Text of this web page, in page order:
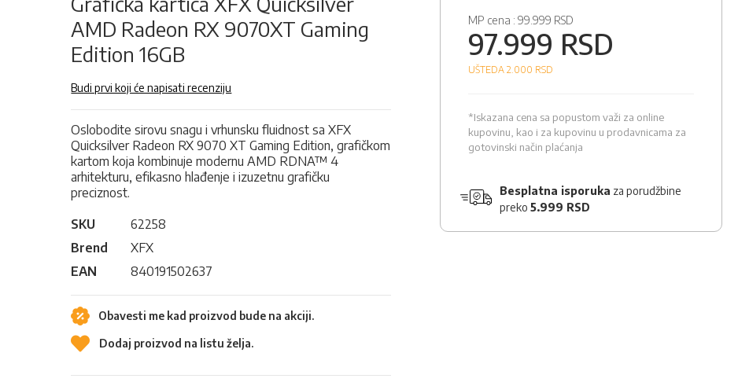
AMD Radeon RX 9070XT Gaming
Edition 16GB
Budi prvi koji će napisati recenziju
Oslobodite sirovu snagu i vrhunsku fluidnost sa XFX
Quicksilver Radeon RX 9070 XT Gaming Edition, grafičkom
kartom koja kombinuje modernu AMD RDNA™ 4
arhitekturu, efikasno hlađenje i izuzetnu grafičku
preciznost.
SKU
62258
Brend
XFX
EAN
840191502637
Obavesti me kad proizvod bude na akciji.
Dodaj proizvod na listu želja.
MP cena : 99.999 RSD
97.999 RSD
UŠTEDA 2.000 RSD
*Iskazana cena sa popustom važi za online
kupovinu, kao i za kupovinu u prodavnicama za
gotovinski način plaćanja
Besplatna isporuka za porudžbine
preko 5.999 RSD